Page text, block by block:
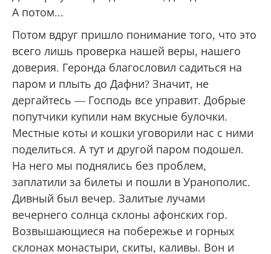
сказали ждать другой паром. А он будет?!
каким-то частным перевозчиком... Ведь в
результате мы оказались вдвое дальше от
Уранополиса с последними грошами в
кармане. И даже до ставшего нам родным
Дохиара уже «три дня лесом, два дня полем».
А потом...
Потом вдруг пришло понимание того, что это
всего лишь проверка нашей веры, нашего
доверия. Геронда благословил садиться на
паром и плыть до Дафни? Значит, не
дергайтесь — Господь все управит. Добрые
попутчики купили нам вкусные булочки.
Местные коты и кошки уговорили нас с ними